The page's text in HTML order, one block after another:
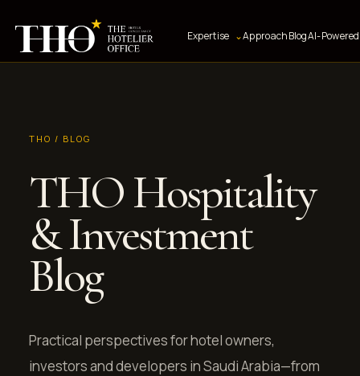
Expertise ⌄ApproachBlogAI-
THO / BLOG
THO Hospitality
& Investment
Blog
Practical perspectives for hotel owners,
investors and developers in Saudi Arabia—from